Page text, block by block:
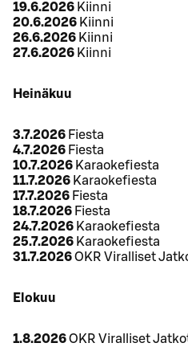
19.6.2026 Kiinni
20.6.2026 Kiinni
26.6.2026 Kiinni
27.6.2026 Kiinni
Heinäkuu
3.7.2026 Fiesta
4.7.2026 Fiesta
10.7.2026 Karaokefiesta
11.7.2026 Karaokefiesta
17.7.2026 Fiesta
18.7.2026 Fiesta
24.7.2026 Karaokefiesta
25.7.2026 Karaokefiesta
31.7.2026OKR Viralliset
Elokuu
1.8.2026OKR Viralliset